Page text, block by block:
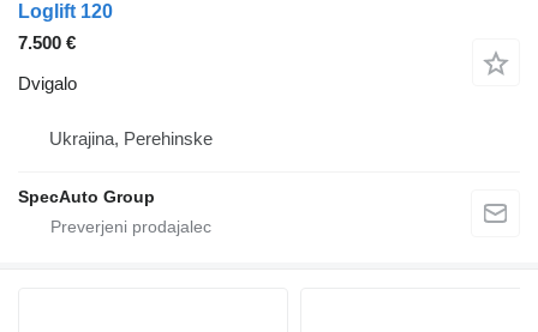
Loglift 120
7.500 €
Dvigalo
Ukrajina, Perehinske
SpecAuto Group